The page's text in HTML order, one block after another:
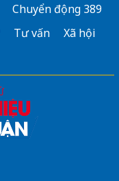
Chuyển động 389
Tư vấn
Xã hội